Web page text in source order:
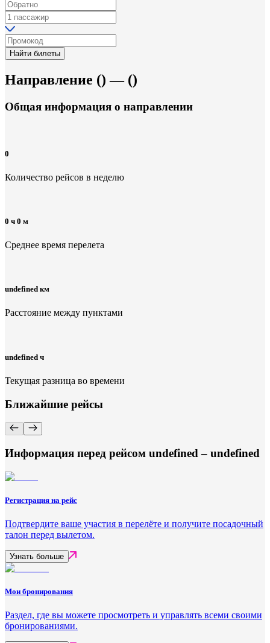
Найти билеты
Направление () — ()
Общая информация о направлении
0
Количество рейсов в неделю
0 ч 0 м
Среднее время перелета
undefined км
Расстояние между пунктами
undefined ч
Текущая разница во времени
Ближайшие рейсы
Информация перед рейсом undefined – undefined
Регистрация на рейс
Подтвердите ваше участия в перелёте и получите посадочный
талон перед вылетом.
Узнать больше
Мои бронирования
Раздел, где вы можете просмотреть и управлять всеми своими
бронированиями.